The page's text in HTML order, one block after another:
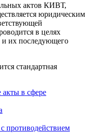
актов КИВТ,
юридическим
в целях
их последующего
стандартная
в сфере
противодействием